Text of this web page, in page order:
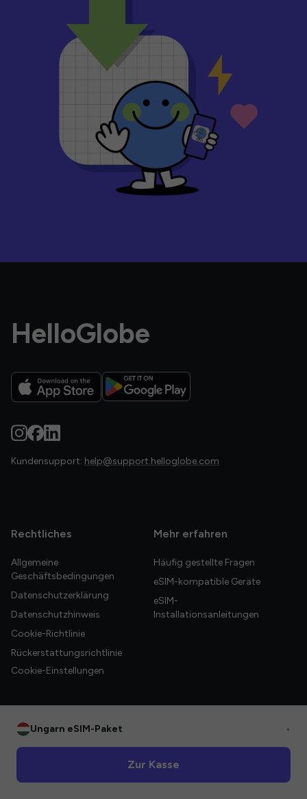
HelloGlobe
Kundensupport: help@support.helloglobe.com
Rechtliches
Allgemeine
Geschäftsbedingungen
Datenschutzerklärung
Datenschutzhinweis
Cookie-Richtlinie
Rückerstattungsrichtlinie
Cookie-Einstellungen
Mehr erfahren
Häufig gestellte Fragen
eSIM-kompatible Geräte
eSIM-
Installationsanleitungen
Ungarn eSIM-Paket •
Zur Kasse